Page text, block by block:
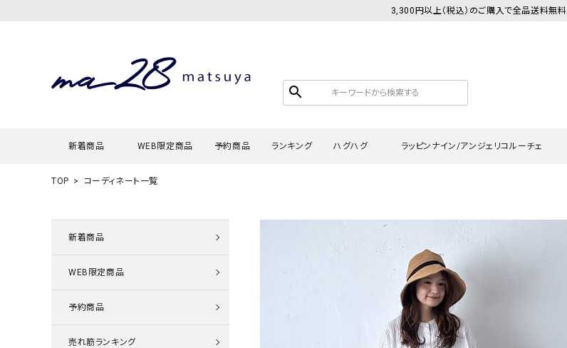
3,300円以上（税込）のご購入で全品送料無料
search
新着商品 WEB限定商品 予約商品 ランキング ハグハグ ラッピンナイン/アンジェリコルーチェ
タンクトップ・キャミソール
TOP コーディネート一覧
新着商品
WEB限定商品
予約商品
売れ筋ランキング